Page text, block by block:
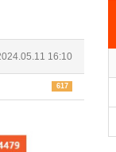
16:10
617